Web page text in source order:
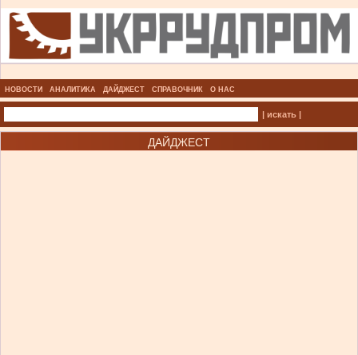
НОВОСТИ АНАЛИТИКА ДАЙДЖЕСТ СПРАВОЧНИК О НАС
| искать |
ДАЙДЖЕСТ